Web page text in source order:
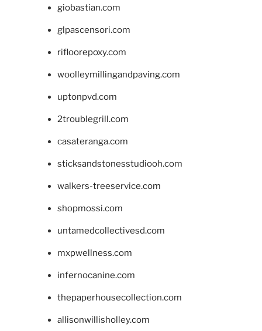
giobastian.com
glpascensori.com
rifloorepoxy.com
woolleymillingandpaving.com
uptonpvd.com
2troublegrill.com
casateranga.com
sticksandstonesstudiooh.com
walkers-treeservice.com
shopmossi.com
untamedcollectivesd.com
mxpwellness.com
infernocanine.com
thepaperhousecollection.com
allisonwillisholley.com